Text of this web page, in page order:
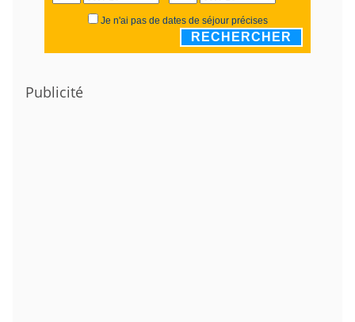
Je n'ai pas de dates de séjour précises
RECHERCHER
Publicité